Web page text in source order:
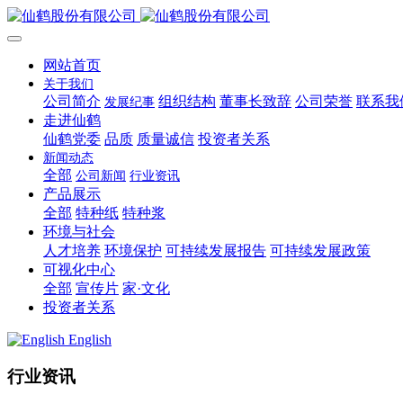
网站首页
关于我们
公司简介 发展纪事 组织结构 董事长致辞 公司荣誉 联系我
走进仙鹤
仙鹤党委 品质 质量诚信 投资者关系
新闻动态
全部 公司新闻 行业资讯
产品展示
全部 特种纸 特种浆
环境与社会
人才培养 环境保护 可持续发展报告 可持续发展政策
可视化中心
全部 宣传片 家·文化
投资者关系
English
行业资讯